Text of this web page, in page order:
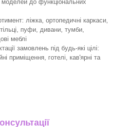
моделей до функціональних
ліжка, ортопедичні каркаси,
пуфи, дивани, тумби,
меблі
замовлень під будь-які цілі:
приміщення, готелі, кав'ярні та